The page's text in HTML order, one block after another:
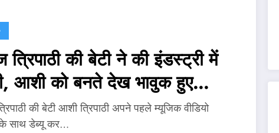
की बेटी ने की इंडस्ट्री में
आशी को बनते देख भावुक हुए
की बेटी आशी त्रिपाठी अपने पहले म्यूजिक वीडियो
के साथ डेब्यू कर…